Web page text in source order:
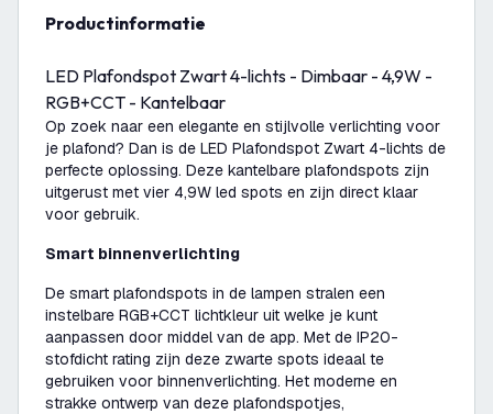
productinformatie
LED Plafondspot Zwart 4-lichts - Dimbaar - 4,9W -
RGB+CCT - Kantelbaar
Op zoek naar een elegante en stijlvolle verlichting voor
je plafond? Dan is de LED Plafondspot Zwart 4-lichts de
perfecte oplossing. Deze kantelbare plafondspots zijn
uitgerust met vier 4,9W led spots en zijn direct klaar
voor gebruik.
Smart binnenverlichting
De smart plafondspots in de lampen stralen een
instelbare RGB+CCT lichtkleur uit welke je kunt
aanpassen door middel van de app. Met de IP20-
stofdicht rating zijn deze zwarte spots ideaal te
gebruiken voor binnenverlichting. Het moderne en
strakke ontwerp van deze plafondspotjes,